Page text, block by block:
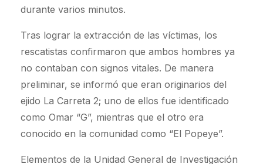
durante varios minutos.
Tras lograr la extracción de las víctimas, los
rescatistas confirmaron que ambos hombres ya
no contaban con signos vitales. De manera
preliminar, se informó que eran originarios del
ejido La Carreta 2; uno de ellos fue identificado
como Omar “G”, mientras que el otro era
conocido en la comunidad como “El Popeye”.
Elementos de la Unidad General de Investigación